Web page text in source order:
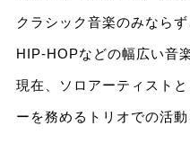
クラシック音楽のみなら
HIP-HOPなどの幅広い音
現在、ソロアーティスト
ーを務めるトリオでの活動